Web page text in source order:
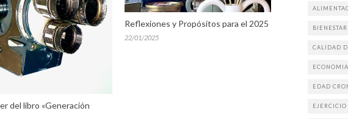
del libro «Generación
Reflexiones y Propósitos para el 2025
22/01/2025
BIENESTAR
CALIDAD
ECONOMIA
EDAD
EJERCICIO